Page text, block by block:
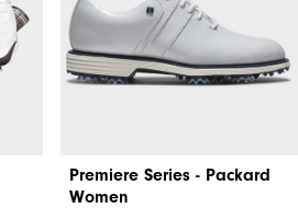
Premiere Series - Packard
Women